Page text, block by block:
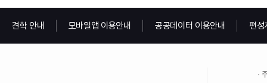
견학 안내 모바일앱 이용안내 공공데이터 이용안내 편성